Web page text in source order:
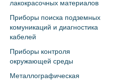
лакокрасочных материалов
Приборы поиска подземных
комуникаций и диагностика
кабелей
Приборы контроля
окружающей среды
Металлографическая